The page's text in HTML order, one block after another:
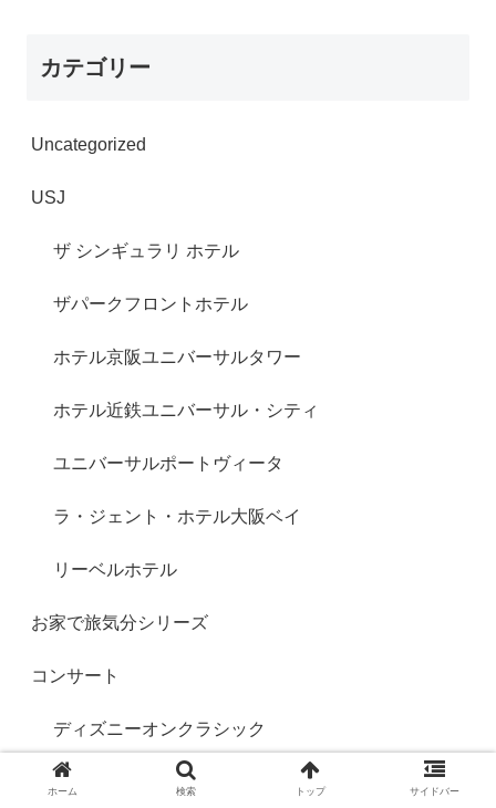
カテゴリー
Uncategorized
USJ
ザ シンギュラリ ホテル
ザパークフロントホテル
ホテル京阪ユニバーサルタワー
ホテル近鉄ユニバーサル・シティ
ユニバーサルポートヴィータ
ラ・ジェント・ホテル大阪ベイ
リーベルホテル
お家で旅気分シリーズ
コンサート
ディズニーオンクラシック
ショッピング
ホーム 検索 トップ サイドバー